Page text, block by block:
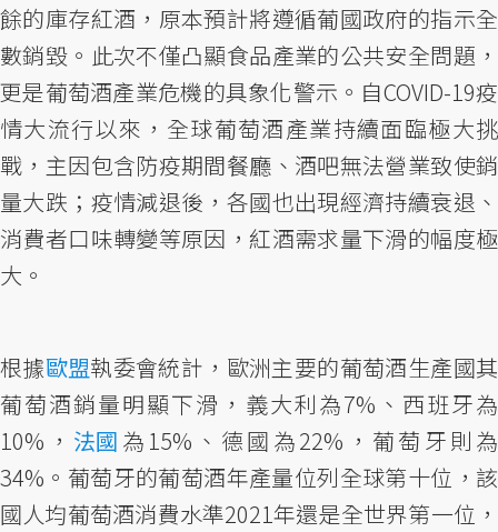
餘的庫存紅酒，原本預計將遵循葡國政府的指示全
數銷毀。此次不僅凸顯食品產業的公共安全問題，
更是葡萄酒產業危機的具象化警示。自COVID-19疫
情大流行以來，全球葡萄酒產業持續面臨極大挑
戰，主因包含防疫期間餐廳、酒吧無法營業致使銷
量大跌；疫情減退後，各國也出現經濟持續衰退、
消費者口味轉變等原因，紅酒需求量下滑的幅度極
大。
根據歐盟執委會統計，歐洲主要的葡萄酒生產國其
葡萄酒銷量明顯下滑，義大利為7%、西班牙為
10%， 法國 為15%、德國為22%，葡萄牙則為
34%。葡萄牙的葡萄酒年產量位列全球第十位，該
國人均葡萄酒消費水準2021年還是全世界第一位，